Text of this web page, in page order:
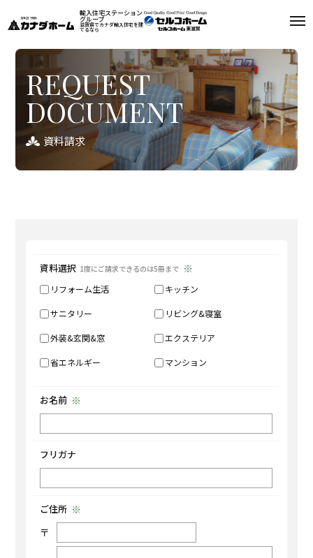
輸入住宅ステーション
グループ
滋賀県でカナダ輸入住宅を建
てるなら
リフォーム
コンセプト
リフォームメニュー
リフォームニュース
0748-22-4177
9:00-18:00 水定休・年末年始・夏季休暇
REQUEST
DOCUMENT
資料請求
資料選択 1度にご請求できるのは5冊まで
リフォーム生活 キッチン
サニタリー リビング&寝室
外装&玄関&窓 エクステリア
省エネルギー マンション
お名前
フリガナ
ご住所
〒